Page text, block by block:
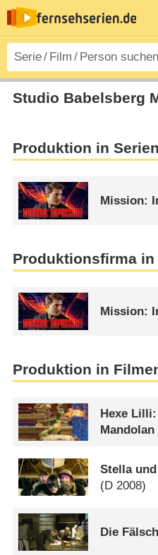
Studio Babelsberg
Produktion in Serien
Mission:
Produktionsfirma in
Mission:
Produktion in
Hexe
Mandolan
Stella
(D 2008)
Die